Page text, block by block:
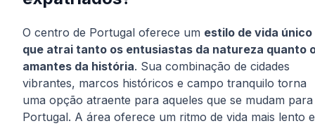
O centro de Portugal oferece um estilo de vida único
que atrai tanto os entusiastas da natureza quanto
amantes da história. Sua combinação de cidades
vibrantes, marcos históricos e campo tranquilo torna
uma opção atraente para aqueles que se mudam para
Portugal. A área oferece um ritmo de vida mais lento e